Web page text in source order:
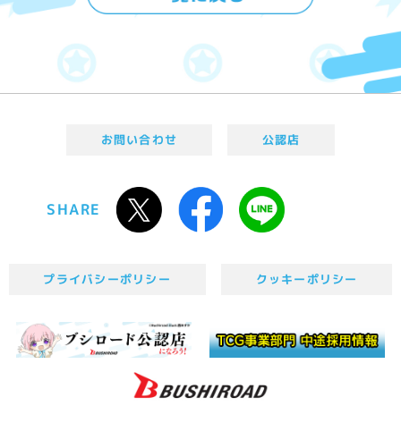
お問い合わせ 公認店
SHARE
プライバシーポリシー クッキーポリシー